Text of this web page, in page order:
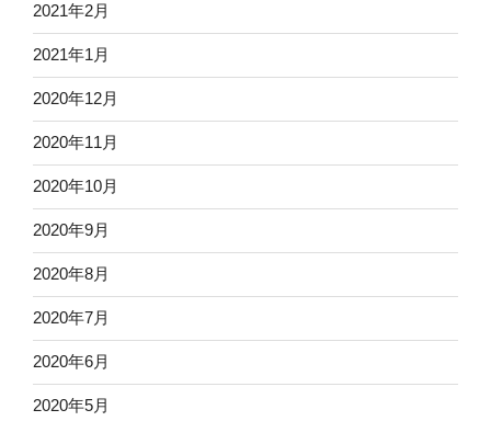
2021年2月
2021年1月
2020年12月
2020年11月
2020年10月
2020年9月
2020年8月
2020年7月
2020年6月
2020年5月